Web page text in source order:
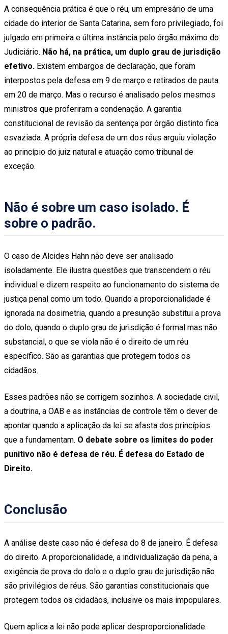
A consequência prática é que o réu, um empresário de uma
cidade do interior de Santa Catarina, sem foro privilegiado, foi
julgado em primeira e última instância pelo órgão máximo do
Judiciário. Não há, na prática, um duplo grau de jurisdição
efetivo. Existem embargos de declaração, que foram
interpostos pela defesa em 9 de março e retirados de pauta
em 20 de março. Mas o recurso é analisado pelos mesmos
ministros que proferiram a condenação. A garantia
constitucional de revisão da sentença por órgão distinto fica
esvaziada. A própria defesa de um dos réus arguiu violação
ao princípio do juiz natural e atuação como tribunal de
exceção.
Não é sobre um caso isolado. É
sobre o padrão.
O caso de Alcides Hahn não deve ser analisado
isoladamente. Ele ilustra questões que transcendem o réu
individual e dizem respeito ao funcionamento do sistema de
justiça penal como um todo. Quando a proporcionalidade é
ignorada na dosimetria, quando a presunção substitui a prova
do dolo, quando o duplo grau de jurisdição é formal mas não
substancial, o que se viola não é o direito de um réu
específico. São as garantias que protegem todos os
cidadãos.
Esses padrões não se corrigem sozinhos. A sociedade civil,
a doutrina, a OAB e as instâncias de controle têm o dever de
apontar quando a aplicação da lei se afasta dos princípios
que a fundamentam. O debate sobre os limites do poder
punitivo não é defesa de réu. É defesa do Estado de
Direito.
Conclusão
A análise deste caso não é defesa do 8 de janeiro. É defesa
do direito. A proporcionalidade, a individualização da pena, a
exigência de prova do dolo e o duplo grau de jurisdição não
são privilégios de réus. São garantias constitucionais que
protegem todos os cidadãos, inclusive os mais impopulares.
Quem aplica a lei não pode aplicar desproporcionalidade.